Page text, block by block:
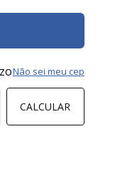
CALCULAR
Não sei meu cep